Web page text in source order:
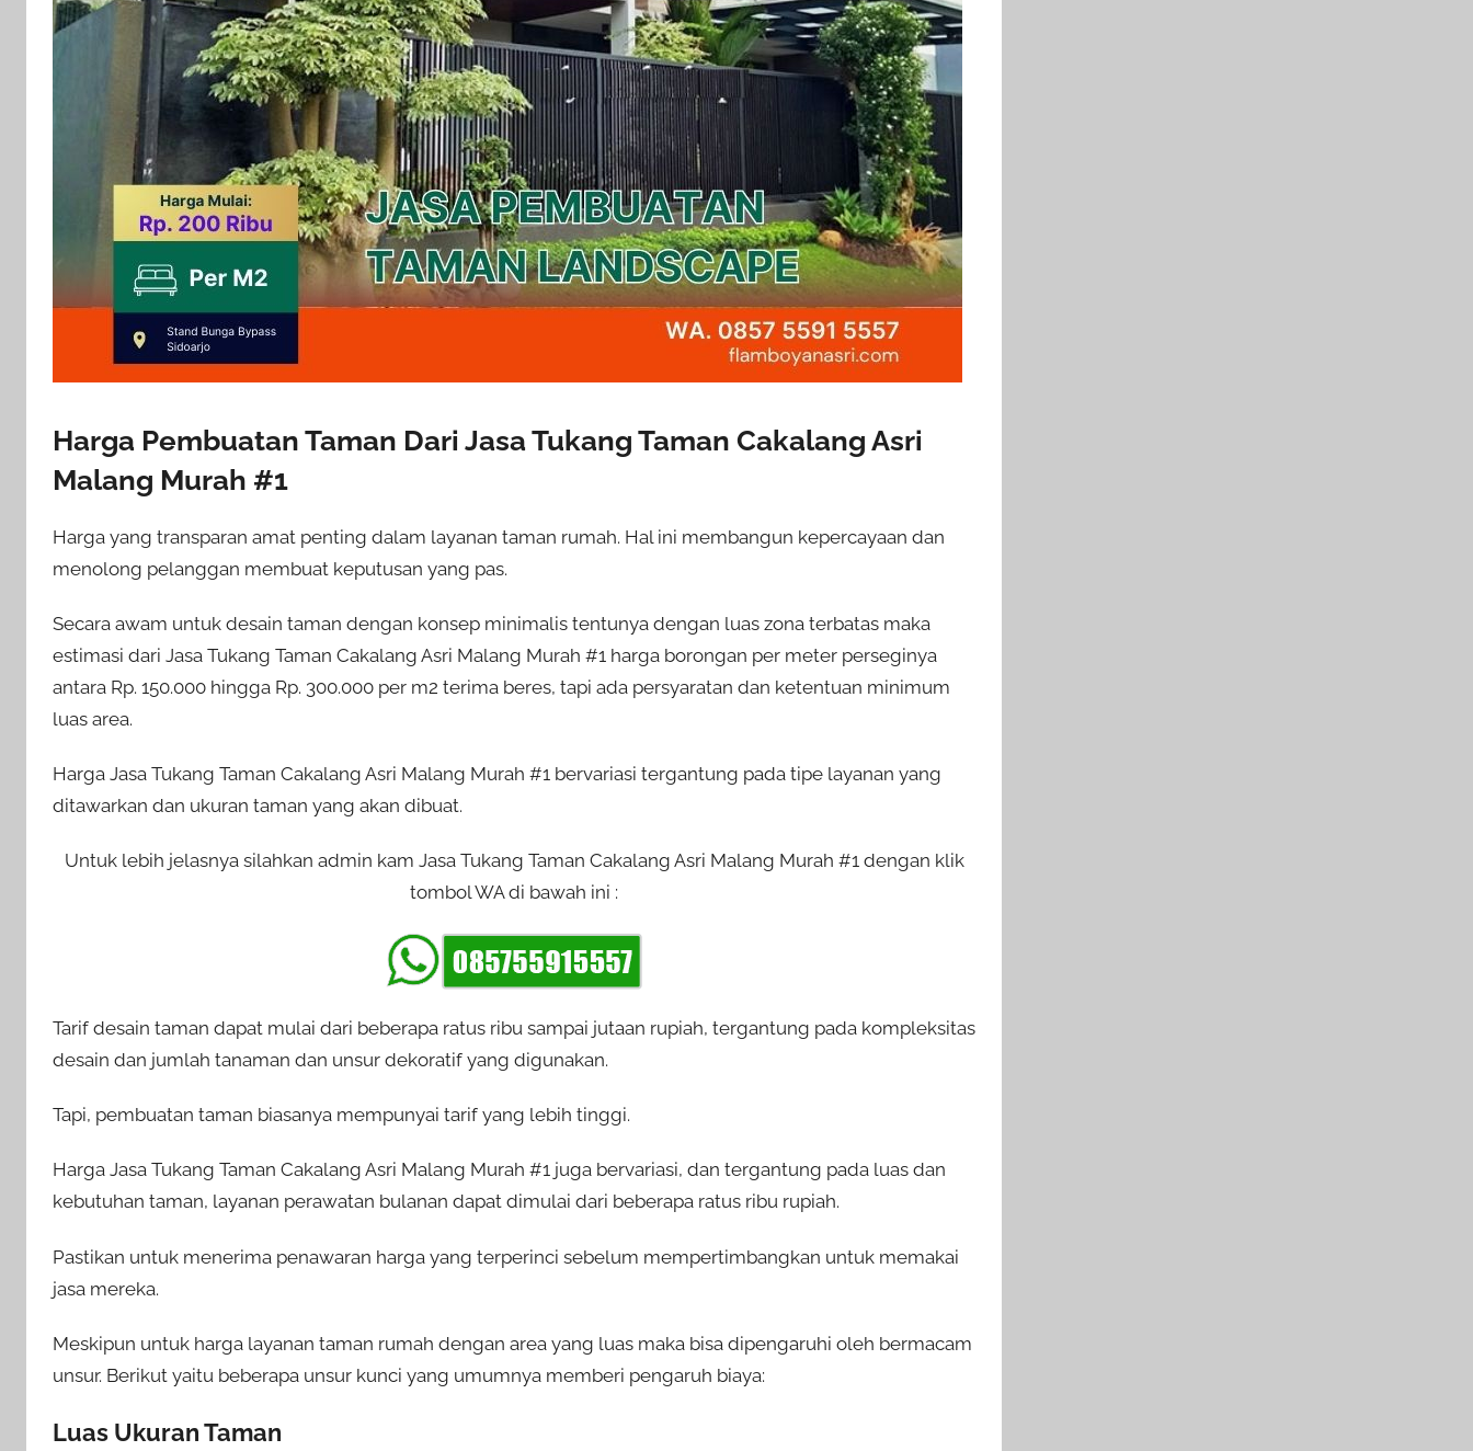
Harga Pembuatan Taman Dari Jasa Tukang Taman Cakalang Asri
Malang Murah #1
Harga yang transparan amat penting dalam layanan taman rumah. Hal ini membangun kepercayaan dan
menolong pelanggan membuat keputusan yang pas.
Secara awam untuk desain taman dengan konsep minimalis tentunya dengan luas zona terbatas maka
estimasi dari Jasa Tukang Taman Cakalang Asri Malang Murah #1 harga borongan per meter perseginya
antara Rp. 150.000 hingga Rp. 300.000 per m2 terima beres, tapi ada persyaratan dan ketentuan minimum
luas area.
Harga Jasa Tukang Taman Cakalang Asri Malang Murah #1 bervariasi tergantung pada tipe layanan yang
ditawarkan dan ukuran taman yang akan dibuat.
Untuk lebih jelasnya silahkan admin kam Jasa Tukang Taman Cakalang Asri Malang Murah #1 dengan klik
tombol WA di bawah ini :
Tarif desain taman dapat mulai dari beberapa ratus ribu sampai jutaan rupiah, tergantung pada kompleksitas
desain dan jumlah tanaman dan unsur dekoratif yang digunakan.
Tapi, pembuatan taman biasanya mempunyai tarif yang lebih tinggi.
Harga Jasa Tukang Taman Cakalang Asri Malang Murah #1 juga bervariasi, dan tergantung pada luas dan
kebutuhan taman, layanan perawatan bulanan dapat dimulai dari beberapa ratus ribu rupiah.
Pastikan untuk menerima penawaran harga yang terperinci sebelum mempertimbangkan untuk memakai
jasa mereka.
Meskipun untuk harga layanan taman rumah dengan area yang luas maka bisa dipengaruhi oleh bermacam
unsur. Berikut yaitu beberapa unsur kunci yang umumnya memberi pengaruh biaya:
Luas Ukuran Taman